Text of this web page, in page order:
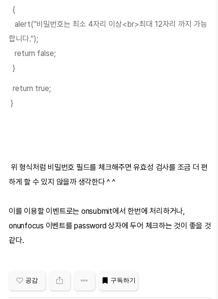
{
alert("비밀번호는 최소 4자리 이상<br>최대 12자리 까지 가능
합니다.");
return false;
}
return true;
}
위 형식처럼 비밀번호 필드를 체크해주면 유효성 검사를 조금 더 편
하게 할 수 있지 않을까 생각한다 ^ ^
이를 이용할 이벤트로는 onsubmit에서 한번에 처리하거나,
onunfocus 이벤트를 password 상자에 두어 체크하는 것이 좋을 것
같다.
공감 구독하기